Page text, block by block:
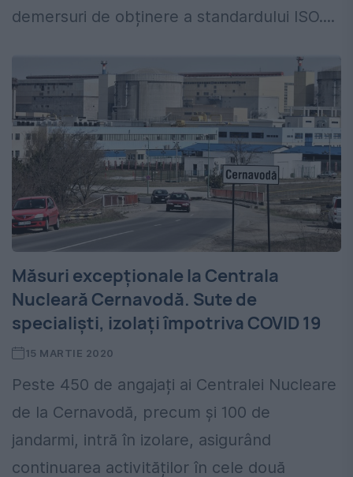
demersuri de obținere a standardului ISO....
Măsuri excepționale la Centrala
Nucleară Cernavodă. Sute de
specialiști, izolați împotriva COVID 19
15 MARTIE 2020
Peste 450 de angajați ai Centralei Nucleare
de la Cernavodă, precum și 100 de
jandarmi, intră în izolare, asigurând
continuarea activităților în cele două